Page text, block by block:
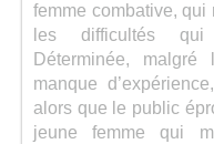
femme combative, qui
les difficultés qui
Déterminée,
manque
alors que le public
jeune femme qui